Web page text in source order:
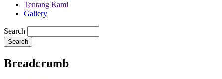
Tentang Kami
Gallery
Search
Breadcrumb